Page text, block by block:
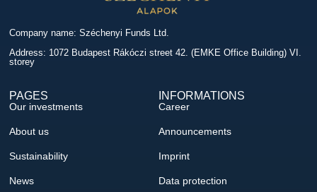
Company name: Széchenyi Funds Ltd.
Address: 1072 Budapest Rákóczi street 42. (EMKE Office Building) VI.
storey
PAGES
Our investments
About us
Sustainability
News
INFORMATIONS
Career
Announcements
Imprint
Data protection